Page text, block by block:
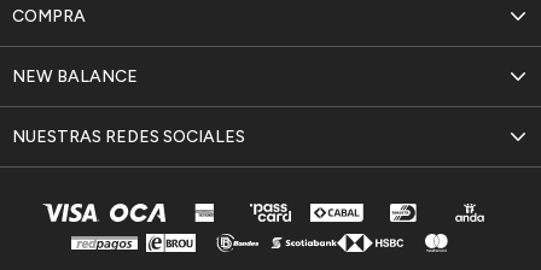
NEW BALANCE
COMPRA
NUESTRAS REDES SOCIALES